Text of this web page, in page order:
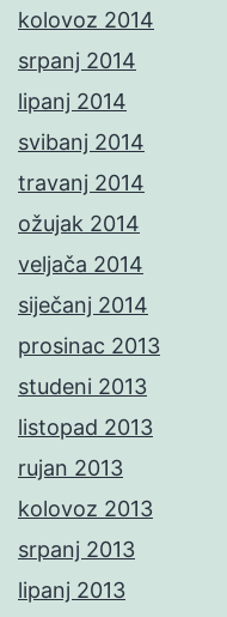
kolovoz 2014
srpanj 2014
lipanj 2014
svibanj 2014
travanj 2014
ožujak 2014
veljača 2014
siječanj 2014
prosinac 2013
studeni 2013
listopad 2013
rujan 2013
kolovoz 2013
srpanj 2013
lipanj 2013